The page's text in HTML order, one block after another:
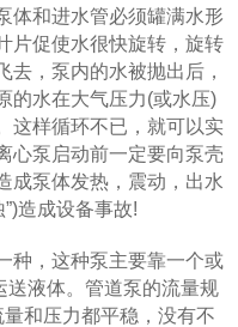
体和进水管必须罐满水形
片促使水很快旋转，旋转
去，泵内的水被抛出后，
的水在大气压力(或水压)
这样循环不已，就可以实
心泵启动前一定要向泵壳
成泵体发热，震动，出水
造成设备事故!
，这种泵主要靠一个或
送液体。管道泵的流量规
和压力都平稳，没有不